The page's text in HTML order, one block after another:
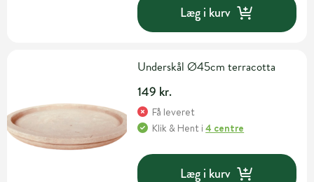
Læg i kurv
Underskål Ø45cm terracotta
149 kr.
Få leveret
Klik & Hent i4 centre
Læg i kurv